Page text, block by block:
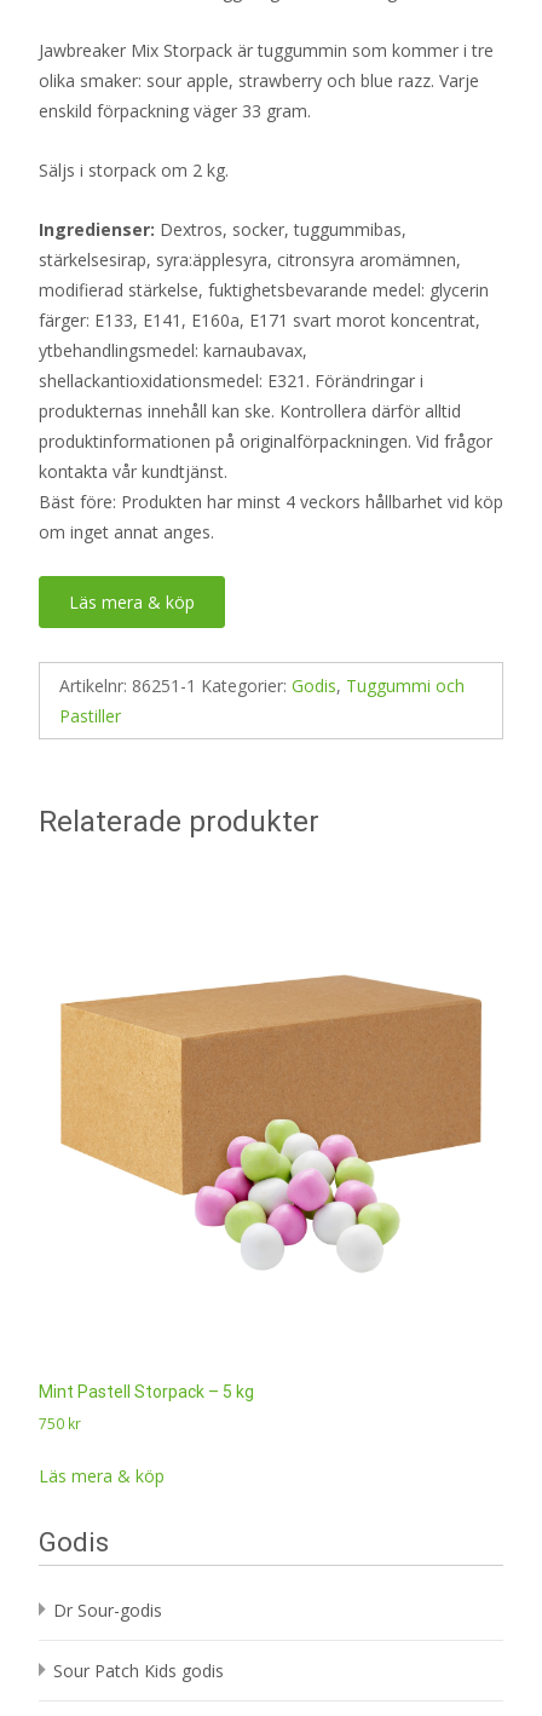
Jawbreaker Mix Storpack är tuggummin som kommer i tre
olika smaker: sour apple, strawberry och blue razz. Varje
enskild förpackning väger 33 gram.
Säljs i storpack om 2 kg.
Ingredienser: Dextros, socker, tuggummibas,
stärkelsesirap, syra:äpplesyra, citronsyra aromämnen,
modifierad stärkelse, fuktighetsbevarande medel: glycerin
färger: E133, E141, E160a, E171 svart morot koncentrat,
ytbehandlingsmedel: karnaubavax,
shellackantioxidationsmedel: E321. Förändringar i
produkternas innehåll kan ske. Kontrollera därför alltid
produktinformationen på originalförpackningen. Vid frågor
kontakta vår kundtjänst.
Bäst före: Produkten har minst 4 veckors hållbarhet vid köp
om inget annat anges.
Läs mera & köp
Artikelnr: 86251-1 Kategorier: Godis, Tuggummi och
Pastiller
Relaterade produkter
Mint Pastell Storpack – 5 kg
750 kr
Läs mera & köp
Godis
Dr Sour-godis
Sour Patch Kids godis